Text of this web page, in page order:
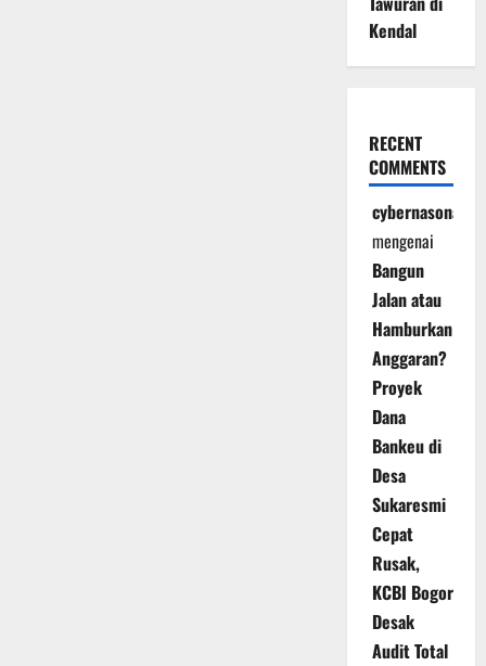
Kendal
RECENT
COMMENTS
cybernasonal
mengenai
Bangun
Jalan atau
Hamburkan
Anggaran?
Proyek
Dana
Bankeu di
Desa
Sukaresmi
Cepat
Rusak,
KCBI Bogor
Desak
Audit Total